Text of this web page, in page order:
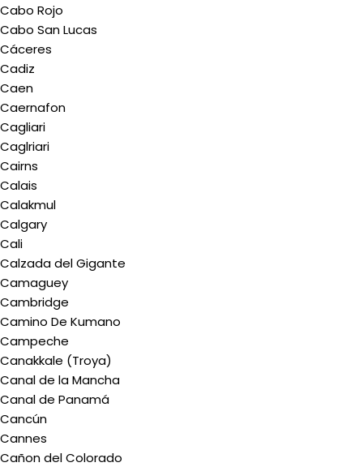
Cabo Rojo
Cabo San Lucas
Cáceres
Cadiz
Caen
Caernafon
Cagliari
Caglriari
Cairns
Calais
Calakmul
Calgary
Cali
Calzada del Gigante
Camaguey
Cambridge
Camino De Kumano
Campeche
Canakkale (Troya)
Canal de la Mancha
Canal de Panamá
Cancún
Cannes
Cañon del Colorado